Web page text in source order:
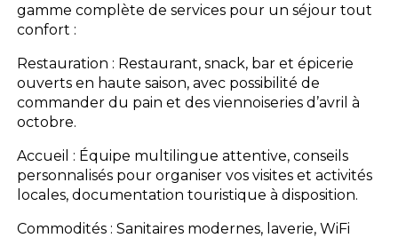
gamme complète de services pour un séjour tout
confort :
Restauration : Restaurant, snack, bar et épicerie
ouverts en haute saison, avec possibilité de
commander du pain et des viennoiseries d’avril à
octobre.
Accueil : Équipe multilingue attentive, conseils
personnalisés pour organiser vos visites et activités
locales, documentation touristique à disposition.
Commodités : Sanitaires modernes, laverie, WiFi